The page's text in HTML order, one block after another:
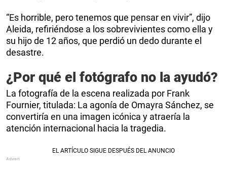
“Es horrible, pero tenemos que pensar en vivir”, dijo
Aleida, refiriéndose a los sobrevivientes como ella y
su hijo de 12 años, que perdió un dedo durante el
desastre.
¿Por qué el fotógrafo no la ayudó?
La fotografía de la escena realizada por Frank
Fournier, titulada: La agonía de Omayra Sánchez, se
convertiría en una imagen icónica y atraería la
atención internacional hacia la tragedia.